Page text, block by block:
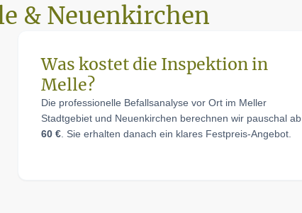
& Neuenkirchen
Was kostet die Inspektion in
Melle?
Die professionelle Befallsanalyse vor Ort im Meller
Stadtgebiet und Neuenkirchen berechnen wir pauschal ab
60 € . Sie erhalten danach ein klares Festpreis-Angebot.